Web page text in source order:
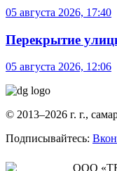
05 августа 2026, 17:40
Перекрытие
05 августа 2026, 12:06
© 2013–2026 г. г.,
Подписывайтесь:
ООО